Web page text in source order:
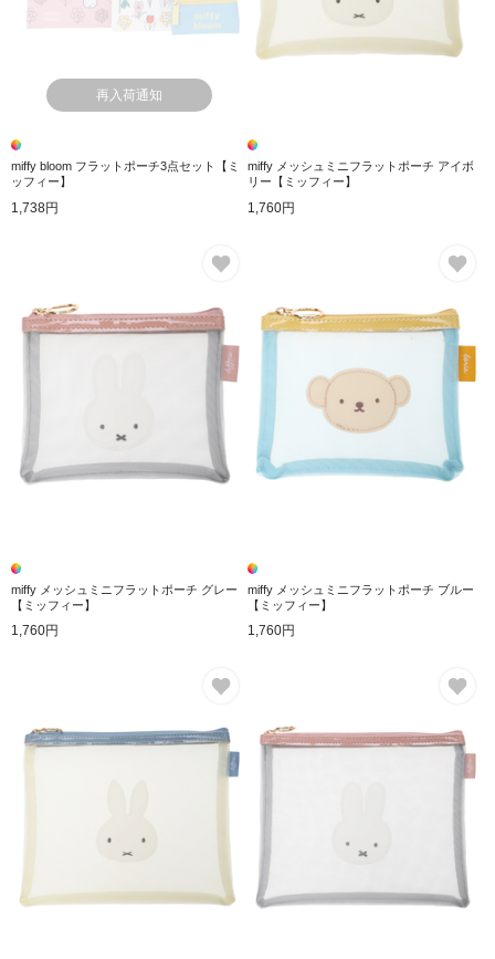
再入荷通知
miffy bloom フラットポーチ3点セット【ミ
ッフィー】
1,738円
miffy メッシュミニフラットポーチ アイボ
リー【ミッフィー】
1,760円
miffy メッシュミニフラットポーチ グレー
【ミッフィー】
1,760円
miffy メッシュミニフラットポーチ ブルー
【ミッフィー】
1,760円